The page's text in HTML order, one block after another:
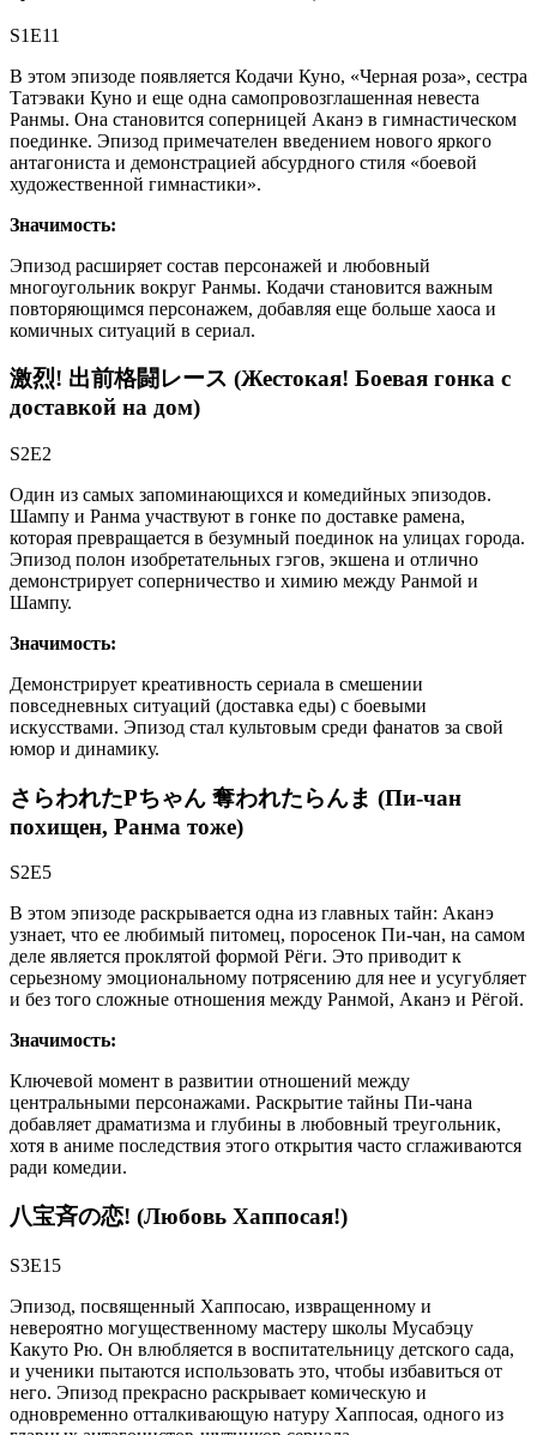
S1E11
В этом эпизоде появляется Кодачи Куно, «Черная роза», сестра
Татэваки Куно и еще одна самопровозглашенная невеста
Ранмы. Она становится соперницей Аканэ в гимнастическом
поединке. Эпизод примечателен введением нового яркого
антагониста и демонстрацией абсурдного стиля «боевой
художественной гимнастики».
Значимость:
Эпизод расширяет состав персонажей и любовный
многоугольник вокруг Ранмы. Кодачи становится важным
повторяющимся персонажем, добавляя еще больше хаоса и
комичных ситуаций в сериал.
激烈! 出前格闘レース (Жестокая! Боевая гонка с
доставкой на дом)
S2E2
Один из самых запоминающихся и комедийных эпизодов.
Шампу и Ранма участвуют в гонке по доставке рамена,
которая превращается в безумный поединок на улицах города.
Эпизод полон изобретательных гэгов, экшена и отлично
демонстрирует соперничество и химию между Ранмой и
Шампу.
Значимость:
Демонстрирует креативность сериала в смешении
повседневных ситуаций (доставка еды) с боевыми
искусствами. Эпизод стал культовым среди фанатов за свой
юмор и динамику.
さらわれたPちゃん 奪われたらんま (Пи-чан
похищен, Ранма тоже)
S2E5
В этом эпизоде раскрывается одна из главных тайн: Аканэ
узнает, что ее любимый питомец, поросенок Пи-чан, на самом
деле является проклятой формой Рёги. Это приводит к
серьезному эмоциональному потрясению для нее и усугубляет
и без того сложные отношения между Ранмой, Аканэ и Рёгой.
Значимость:
Ключевой момент в развитии отношений между
центральными персонажами. Раскрытие тайны Пи-чана
добавляет драматизма и глубины в любовный треугольник,
хотя в аниме последствия этого открытия часто сглаживаются
ради комедии.
八宝斉の恋! (Любовь Хаппосая!)
S3E15
Эпизод, посвященный Хаппосаю, извращенному и
невероятно могущественному мастеру школы Мусабэцу
Какуто Рю. Он влюбляется в воспитательницу детского сада,
и ученики пытаются использовать это, чтобы избавиться от
него. Эпизод прекрасно раскрывает комическую и
одновременно отталкивающую натуру Хаппосая, одного из